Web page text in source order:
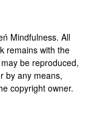
Mindfulness. All
remains with the
be reproduced,
by any means,
copyright owner.